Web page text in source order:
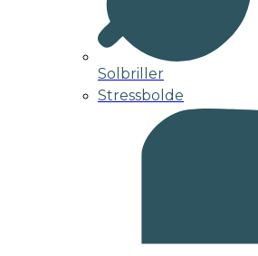
Solbriller
Stressbolde